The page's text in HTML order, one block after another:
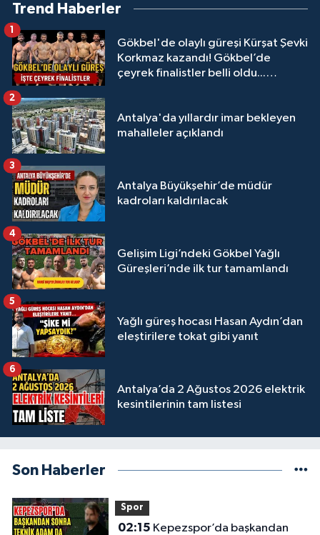
Trend Haberler
Gökbel'de olaylı güreşi Kürşat Şevki
Korkmaz kazandı! Gökbel’de
çeyrek finalistler belli oldu...
1
Antalya'da yıllardır imar bekleyen
mahalleler açıklandı
2
Antalya Büyükşehir’de müdür
kadroları kaldırılacak
3
Gelişim Ligi’ndeki Gökbel Yağlı
Güreşleri’nde ilk tur tamamlandı
4
Yağlı güreş hocası Hasan Aydın’dan
eleştirilere tokat gibi yanıt
5
Antalya’da 2 Ağustos 2026 elektrik
kesintilerinin tam listesi
6
Son Haberler
Spor
02:15